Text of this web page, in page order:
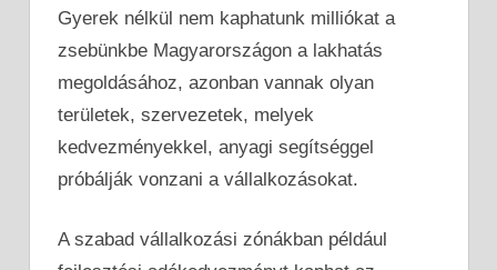
Gyerek nélkül nem kaphatunk milliókat a
zsebünkbe Magyarországon a lakhatás
megoldásához, azonban vannak olyan
területek, szervezetek, melyek
kedvezményekkel, anyagi segítséggel
próbálják vonzani a vállalkozásokat.
A szabad vállalkozási zónákban például